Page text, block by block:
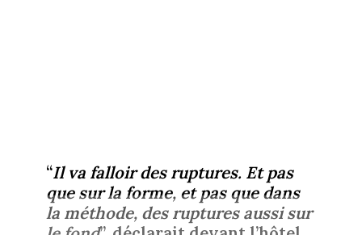
“Il va falloir des ruptures. Et pas
que sur la forme, et pas que dans
la méthode, des ruptures aussi sur